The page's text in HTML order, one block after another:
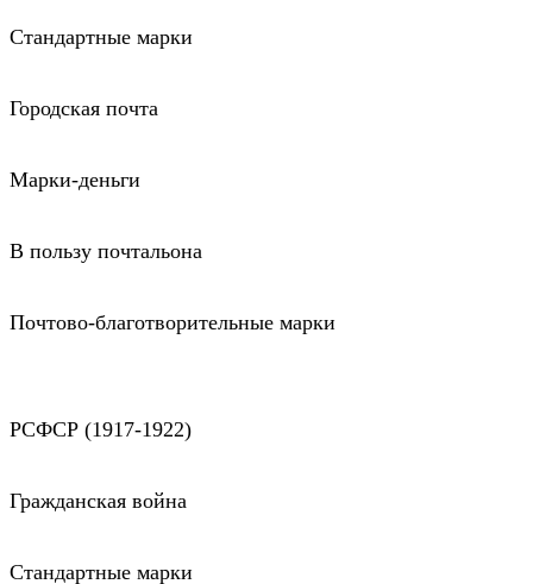
Стандартные марки
Городская почта
Марки-деньги
В пользу почтальона
Почтово-благотворительные марки
РСФСР (1917-1922)
Гражданская война
Стандартные марки